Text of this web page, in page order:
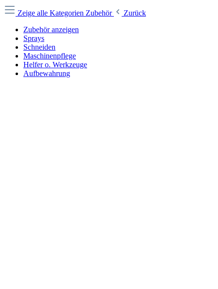
Zeige alle Kategorien Zubehör
Zurück
Zubehör anzeigen
Sprays
Schneiden
Maschinenpflege
Helfer o. Werkzeuge
Aufbewahrung